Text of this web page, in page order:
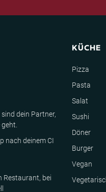
dein Partner,
nach deinem CI
Restaurant, bei
KÜCHE
Pizza
Pasta
Salat
Sushi
Döner
Burger
Vegan